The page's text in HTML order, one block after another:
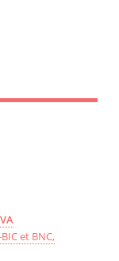
et BNC,